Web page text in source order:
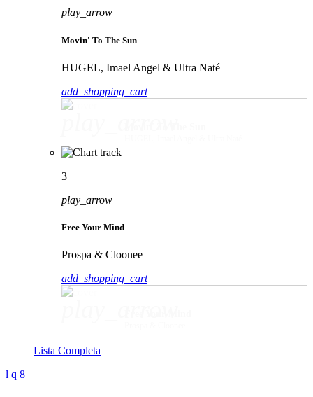
play_arrow
Movin' To The Sun
HUGEL, Imael Angel & Ultra Naté
add_shopping_cart
3
play_arrow
Free Your Mind
Prospa & Cloonee
add_shopping_cart
Lista Completa